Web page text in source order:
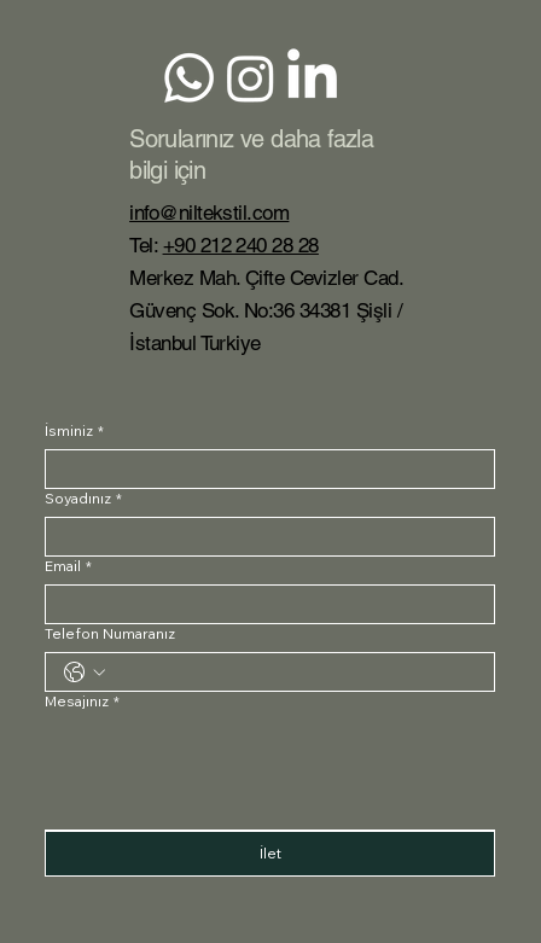
Sorularınız ve daha fazla
bilgi için
info@niltekstil.com
Tel: +90 212 240 28 28
Merkez Mah. Çifte Cevizler Cad.
Güvenç Sok. No:36 34381 Şişli /
İstanbul Turkiye
İsminiz *
Soyadınız *
Email *
Telefon Numaranız
Mesajınız *
İlet